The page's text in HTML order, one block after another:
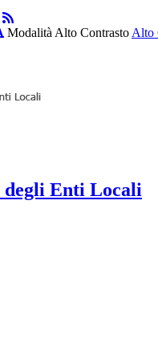
Modalità Alto Contrasto Alto
degli Enti Locali